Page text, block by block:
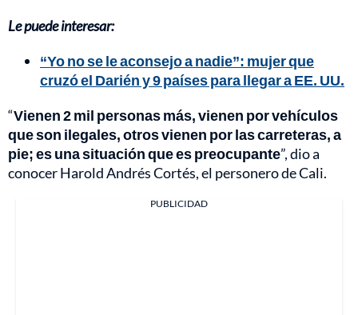
Le puede interesar:
“Yo no se le aconsejo a nadie”: mujer que
cruzó el Darién y 9 países para llegar a EE. UU.
“Vienen 2 mil personas más, vienen por vehículos
que son ilegales, otros vienen por las carreteras, a
pie; es una situación que es preocupante”, dio a
conocer Harold Andrés Cortés, el personero de Cali.
PUBLICIDAD